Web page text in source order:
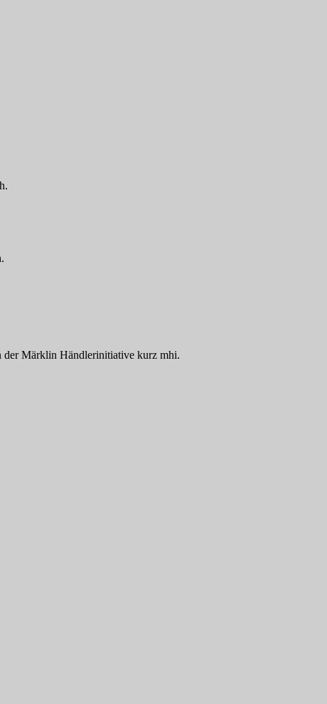
.
Märklin Händlerinitiative kurz mhi.